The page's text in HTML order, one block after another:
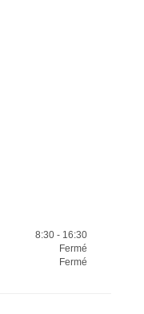
8:30 - 16:30
Fermé
Fermé